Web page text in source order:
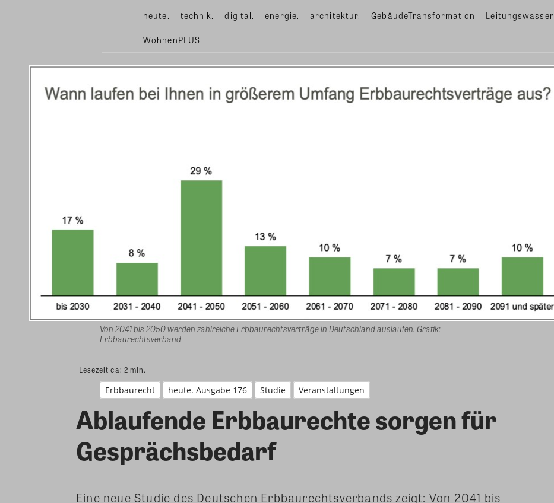
heute. technik. digital. energie. architektur. GebäudeTransformation Leitungswasser
WohnenPLUS
Von 2041 bis 2050 werden zahlreiche Erbbaurechtsverträge in Deutschland auslaufen. Grafik:
Erbbaurechtsverband
Lesezeit ca: 2 min.
Erbbaurecht heute. Ausgabe 176 Studie Veranstaltungen
Ablaufende Erbbaurechte sorgen für
Gesprächsbedarf
Eine neue Studie des Deutschen Erbbaurechtsverbands zeigt: Von 2041 bis